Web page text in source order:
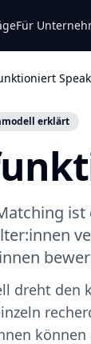
Für
erklärt
dreht den